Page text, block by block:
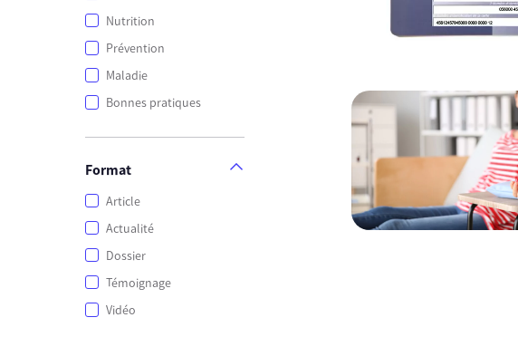
Nutrition
Prévention
Maladie
Bonnes pratiques
Format
Article
Actualité
Dossier
Témoignage
Vidéo